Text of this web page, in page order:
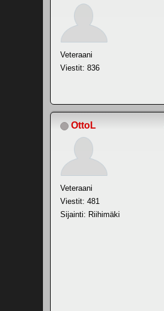
Veteraani
Viestit: 836
OttoL
Veteraani
Viestit: 481
Sijainti: Riihimäki